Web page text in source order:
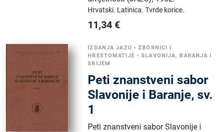
Hrvatski. Latinica.Tvrde korice.
11,34 €
IZDANJA JAZU •ZBORNICI I
HRESTOMATIJE •SLAVONIJA, BARANJA I
SRIJEM
Peti znanstveni sabor
Slavonije i Baranje, sv.
1
Peti znanstveni sabor Slavonije i